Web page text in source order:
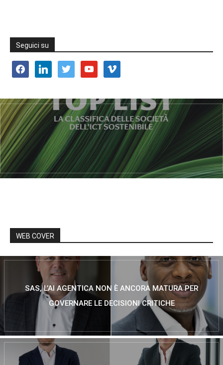
Seguici su
facebooklinkedin twitter youtube vimeo
WEB COVER
SAS, L’AI AGENTICA NON È ANCORA MATURA PER
GOVERNARE LE DECISIONI CRITICHE